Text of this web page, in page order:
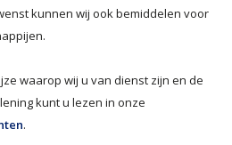
kunnen wij ook bemiddelen voor
waarop wij u van dienst zijn en de
kunt u lezen in onze
.